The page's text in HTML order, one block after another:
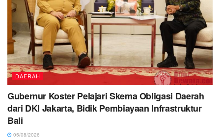
DAERAH
Gubernur Koster Pelajari Skema Obligasi Daerah
dari DKI Jakarta, Bidik Pembiayaan Infrastruktur
Bali
05/08/2026